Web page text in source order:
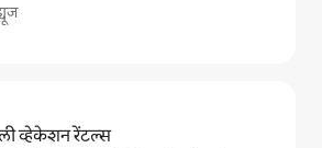
व्हेकेशन रेंटल्स